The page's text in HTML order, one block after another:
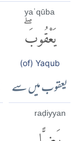
yaʿqūba
يَعْقُوبَۖ
(of) Yaqub
یعقوب میں سے
raḍiyyan